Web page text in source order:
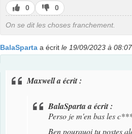
J’aime
0
J’aime
pas
0
On se dit les choses franchement.
BalaSparta a écrit le 19/09/2023 à 08:07
Maxwell a écrit :
BalaSparta a écrit :
Perso je m'en bas les
Ben pourquoi tu postes